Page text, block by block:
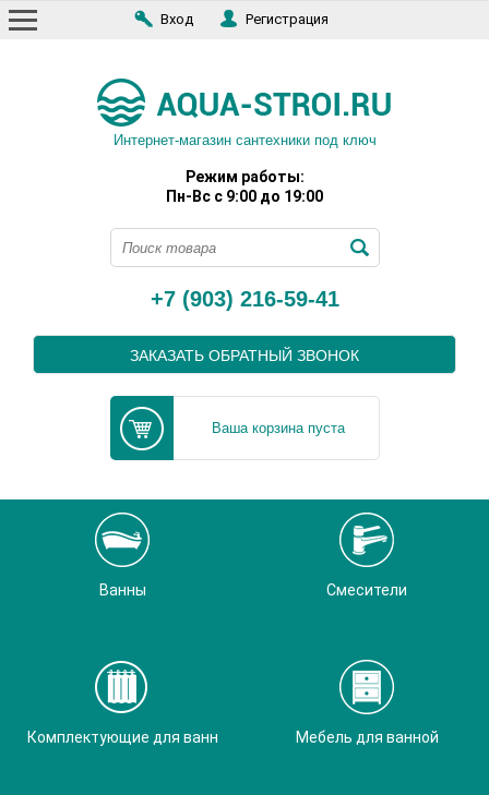
Вход Регистрация
Интернет-магазин сантехники под ключ
Режим работы:
Пн-Вс с 9:00 до 19:00
+7 (903) 216-59-41
ЗАКАЗАТЬ ОБРАТНЫЙ ЗВОНОК
Ваша корзина пуста
Ванны Смесители
Комплектующие для ванн Мебель для ванной